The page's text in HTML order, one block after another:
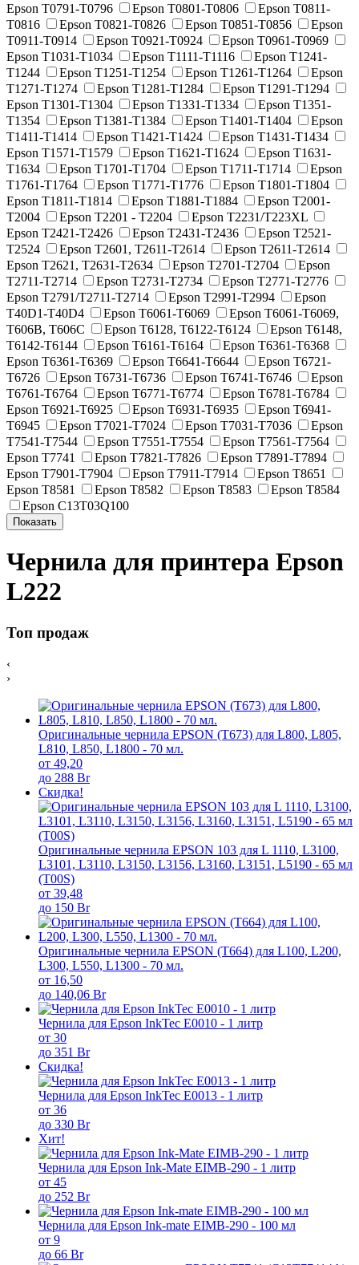
Epson T0791-T0796
Epson T0801-T0806
Epson T0811-
T0816
Epson T0821-T0826 Epson T0851-T0856
Epson
T0911-T0914
Epson T0921-T0924
Epson T0961-T0969
Epson T1031-T1034
Epson T1111-T1116
Epson T1241-
T1244
Epson T1251-T1254 Epson T1261-T1264
Epson
T1271-T1274
Epson T1281-T1284
Epson T1291-T1294
Epson T1301-T1304
Epson T1331-T1334
Epson T1351-
T1354
Epson T1381-T1384 Epson T1401-T1404
Epson
T1411-T1414
Epson T1421-T1424
Epson T1431-T1434
Epson T1571-T1579
Epson T1621-T1624
Epson T1631-
T1634
Epson T1701-T1704 Epson T1711-T1714
Epson
T1761-T1764
Epson T1771-T1776
Epson T1801-T1804
Epson T1811-T1814
Epson T1881-T1884
Epson T2001-
T2004
Epson T2201 - T2204
Epson T2231/T223XL
Epson T2421-T2426
Epson T2431-T2436
Epson T2521-
T2524
Epson T2601, T2611-T2614
Epson T2611-T2614
Epson T2621, T2631-T2634
Epson T2701-T2704
Epson
T2711-T2714
Epson T2731-T2734
Epson T2771-T2776
Epson T2791/T2711-T2714
Epson T2991-T2994
Epson
T40D1-T40D4
Epson T6061-T6069
Epson T6061-T6069,
T606B, T606C
Epson T6128, T6122-T6124
Epson T6148,
T6142-T6144
Epson T6161-T6164
Epson T6361-T6368
Epson T6361-T6369
Epson T6641-T6644
Epson T6721-
T6726
Epson T6731-T6736 Epson T6741-T6746
Epson
T6761-T6764
Epson T6771-T6774
Epson T6781-T6784
Epson T6921-T6925
Epson T6931-T6935
Epson T6941-
T6945
Epson T7021-T7024 Epson T7031-T7036
Epson
T7541-T7544
Epson T7551-T7554
Epson T7561-T7564
Epson T7741
Epson T7821-T7826
Epson T7891-T7894
Epson T7901-T7904
Epson T7911-T7914
Epson T8651
Epson T8581
Epson T8582 Epson T8583
Epson T8584
Epson C13T03Q100
Чернила для принтера Epson
L222
Топ продаж
‹
›
Оригинальные чернила EPSON (T673) для L800, L805,
L810, L850, L1800 - 70 мл.
от 49,20
до 288 Br
Скидка!
Оригинальные чернила EPSON 103 для L 1110, L3100,
L3101, L3110, L3150, L3156, L3160, L3151, L5190 - 65 мл
(T00S)
от 39,48
до 150 Br
Оригинальные чернила EPSON (T664) для L100, L200,
L300, L550, L1300 - 70 мл.
от 16,50
до 140,06 Br
Чернила для Epson InkTec E0010 - 1 литр
от 30
до 351 Br
Скидка!
Чернила для Epson InkTec E0013 - 1 литр
от 36
до 330 Br
Хит!
Чернила для Epson Ink-Mate EIMB-290 - 1 литр
от 45
до 252 Br
Чернила для Epson Ink-mate EIMB-290 - 100 мл
от 9
до 66 Br